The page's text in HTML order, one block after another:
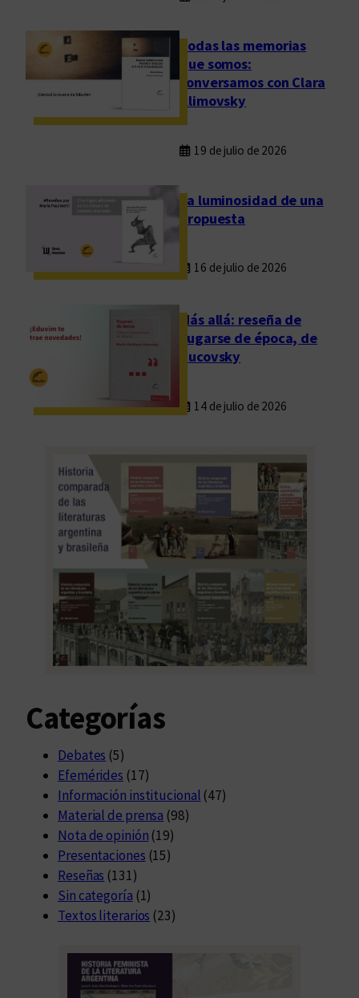
Todas las memorias
que somos:
conversamos con Clara
Klimovsky
19 de julio de 2026
La luminosidad de una
propuesta
16 de julio de 2026
Más allá: reseña de
Fugarse de época, de
Rucovsky
14 de julio de 2026
Categorías
Debates (5)
Efemérides (17)
Información institucional (47)
Material de prensa (98)
Nota de opinión (19)
Presentaciones (15)
Reseñas (131)
Sin categoría (1)
Textos literarios (23)